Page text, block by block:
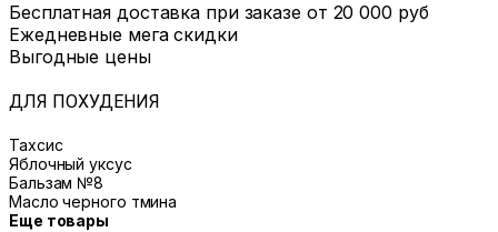
Бесплатная доставка при заказе от 20 000 руб
Ежедневные мега скидки
Выгодные цены
ДЛЯ ПОХУДЕНИЯ
Тахсис
Яблочный уксус
Бальзам №8
Масло черного тмина
Еще товары